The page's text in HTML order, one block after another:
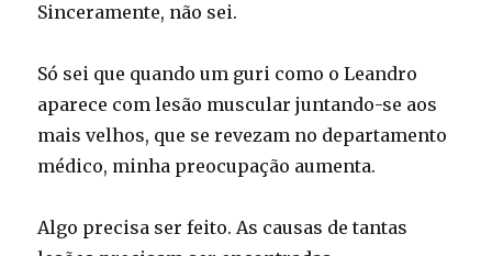
Sinceramente, não sei.
Só sei que quando um guri como o Leandro
aparece com lesão muscular juntando-se aos
mais velhos, que se revezam no departamento
médico, minha preocupação aumenta.
Algo precisa ser feito. As causas de tantas